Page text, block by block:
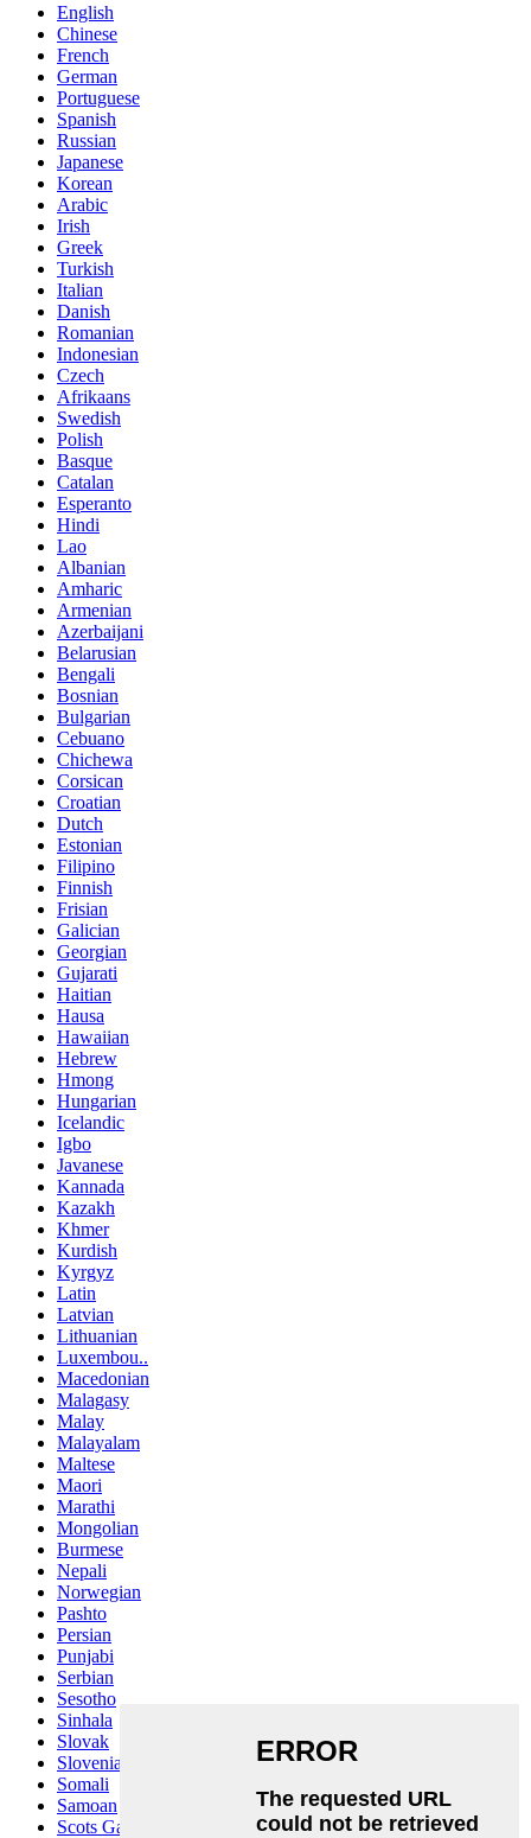
English
Chinese
French
German
Portuguese
Spanish
Russian
Japanese
Korean
Arabic
Irish
Greek
Turkish
Italian
Danish
Romanian
Indonesian
Czech
Afrikaans
Swedish
Polish
Basque
Catalan
Esperanto
Hindi
Lao
Albanian
Amharic
Armenian
Azerbaijani
Belarusian
Bengali
Bosnian
Bulgarian
Cebuano
Chichewa
Corsican
Croatian
Dutch
Estonian
Filipino
Finnish
Frisian
Galician
Georgian
Gujarati
Haitian
Hausa
Hawaiian
Hebrew
Hmong
Hungarian
Icelandic
Igbo
Javanese
Kannada
Kazakh
Khmer
Kurdish
Kyrgyz
Latin
Latvian
Lithuanian
Luxembou..
Macedonian
Malagasy
Malay
Malayalam
Maltese
Maori
Marathi
Mongolian
Burmese
Nepali
Norwegian
Pashto
Persian
Punjabi
Serbian
Sesotho
Sinhala
Slovak
Slovenian
Somali
Samoan
Scots Gaelic